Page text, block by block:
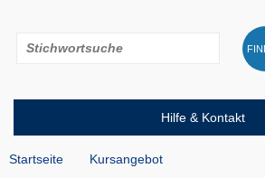
Hilfe & Kontakt
Startseite Kursangebot